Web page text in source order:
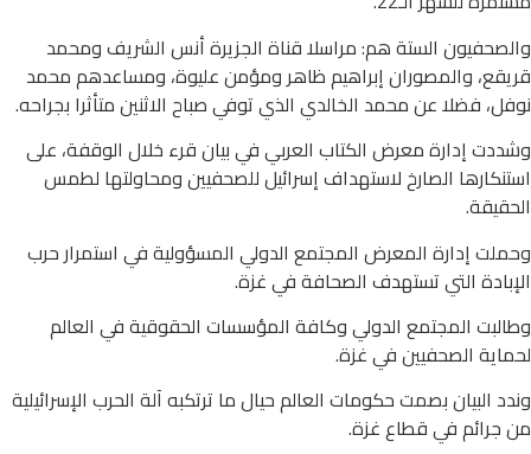
والصحفيون الستة هم: مراسلا قناة الجزيرة أنس الشريف ومحمد
قريقع، والمصوران إبراهيم ظاهر ومؤمن عليوة، ومساعدهم محمد
نوفل، فضلا عن محمد الخالدي الذي توفي صباح الاثنين متأثرا بجراحه.
وشددت إدارة معرض الكتاب العربي في بيان قرء خلال الوقفة، على
استنكارها الصارخ لاستهداف إسرائيل للصحفيين ومحاولتها لطمس
الحقيقة.
وحملت إدارة المعرض المجتمع الدولي المسؤولية في استمرار حرب
الإبادة التي تستهدف الصحافة في غزة.
وطالبت المجتمع الدولي وكافة المؤسسات الحقوقية في العالم
لحماية الصحفيين في غزة.
وندد البيان بصمت حكومات العالم حيال ما ترتكبه آلة الحرب الإسرائيلية
من جرائم في قطاع غزة.